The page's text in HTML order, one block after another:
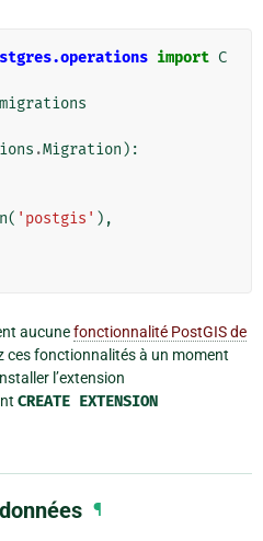
import C
migrations
.Migration ):
( 'postgis' ),
aucunefonctionnalité PostGIS de
ces fonctionnalités à un moment
l’extension
CREATE EXTENSION
¶